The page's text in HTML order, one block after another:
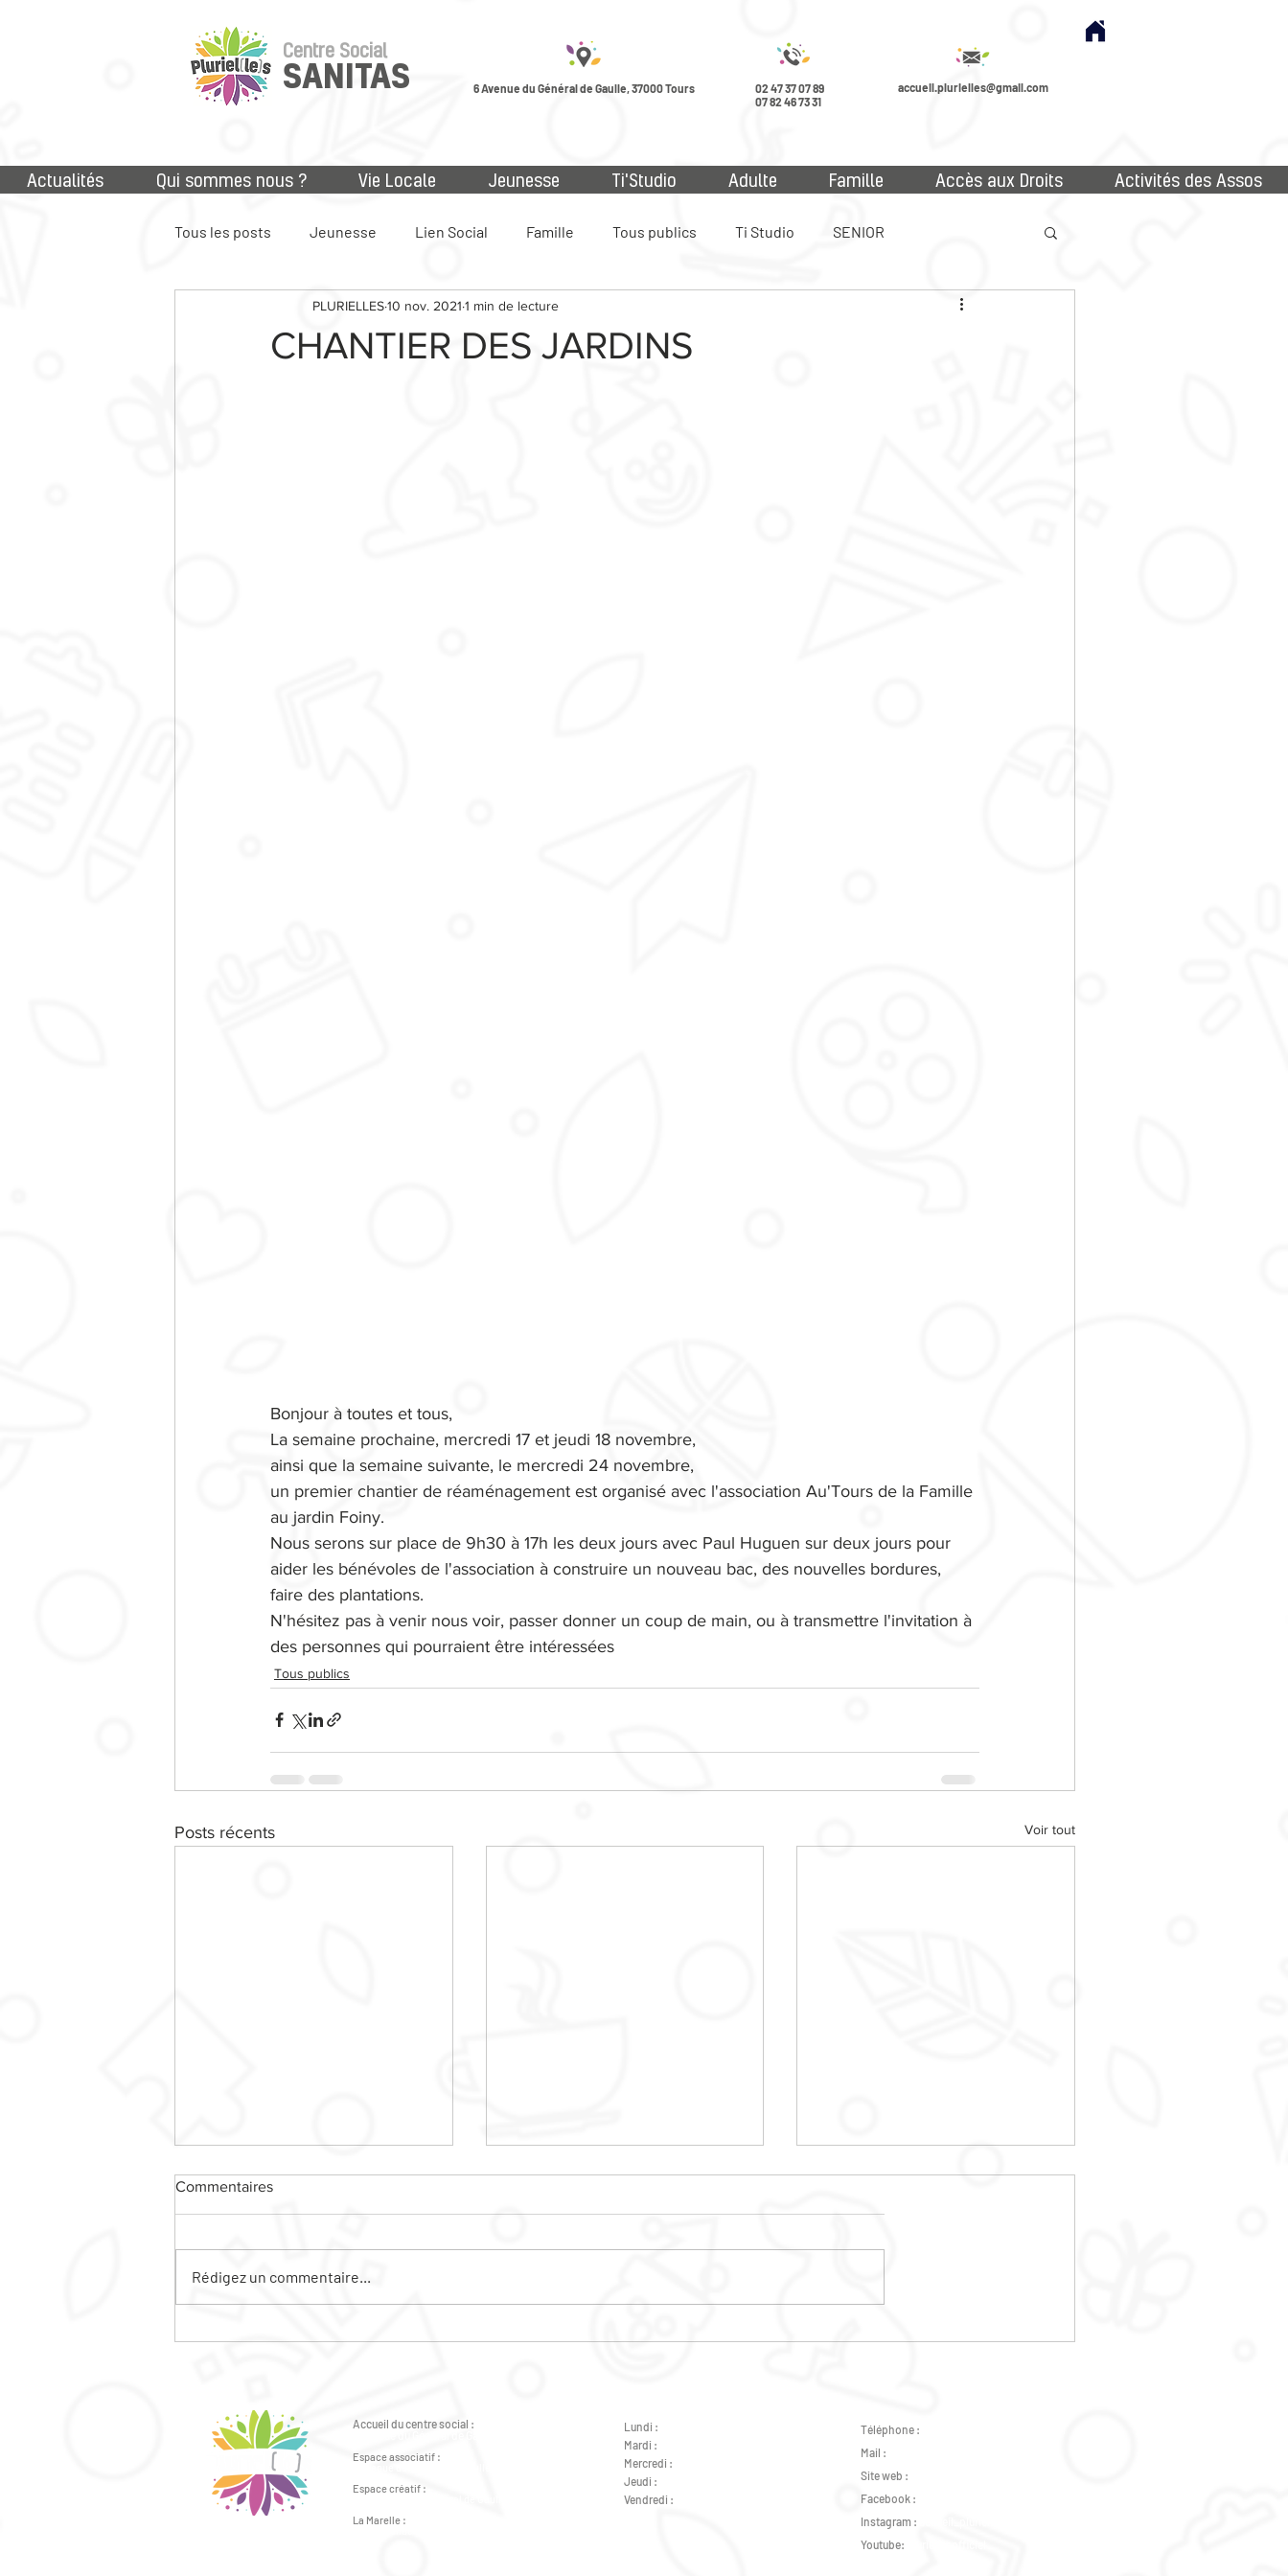
Centre Social
SANITAS 6 Avenue du Général de Gaulle, 37000 Tours
02 47 37 07 89
07 82 46 73 31
accueil.plurielles@gmail.com
Actualités Qui sommes nous ? Vie Locale Jeunesse Ti'Studio Adulte Famille Accès aux Droits Activités des Assos
Tous les posts Jeunesse Lien Social Famille Tous publics Ti Studio SENIOR
Accès aux droits Numérique
CHANTIER DES JARDINS
PLURIELLES10 nov. 2021 1 min de lecture
Bonjour à toutes et tous,
La semaine prochaine, mercredi 17 et jeudi 18 novembre,
ainsi que la semaine suivante, le mercredi 24 novembre,
un premier chantier de réaménagement est organisé avec l'association Au'Tours de la Famille
au jardin Foiny.
Nous serons sur place de 9h30 à 17h les deux jours avec Paul Huguen sur deux jours pour
aider les bénévoles de l'association à construire un nouveau bac, des nouvelles bordures,
faire des plantations.
N'hésitez pas à venir nous voir, passer donner un coup de main, ou à transmettre l'invitation à
des personnes qui pourraient être intéressées
Tous publics
Posts récents Voir tout
CAFE DES HABITANTS
Commentaires
Rédigez un commentaire...
Accueil du centre social :
Espace associatif :
Espace créatif :
La Marelle :
Lundi :
Mardi :
Mercredi :
Jeudi :
Vendredi :
Téléphone :
Mail :
Site web :
Facebook :
Instagram :
Youtube: